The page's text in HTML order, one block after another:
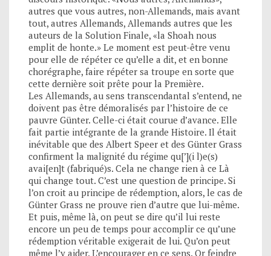
autres que vous autres, non-Allemands, mais avant
tout, autres Allemands, Allemands autres que les
auteurs de la Solution Finale, «la Shoah nous
emplit de honte.» Le moment est peut-être venu
pour elle de répéter ce qu’elle a dit, et en bonne
chorégraphe, faire répéter sa troupe en sorte que
cette dernière soit prête pour la Première.
Les Allemands, au sens transcendantal s’entend, ne
doivent pas être démoralisés par l’histoire de ce
pauvre Günter. Celle-ci était courue d’avance. Elle
fait partie intégrante de la grande Histoire. Il était
inévitable que des Albert Speer et des Günter Grass
confirment la malignité du régime qu[’](i l)e(s)
avai[en]t (fabriqué)s. Cela ne change rien à ce Là
qui change tout. C’est une question de principe. Si
l’on croit au principe de rédemption, alors, le cas de
Günter Grass ne prouve rien d’autre que lui-même.
Et puis, même là, on peut se dire qu’il lui reste
encore un peu de temps pour accomplir ce qu’une
rédemption véritable exigerait de lui. Qu’on peut
même l’y aider. L’encourager en ce sens. Or feindre